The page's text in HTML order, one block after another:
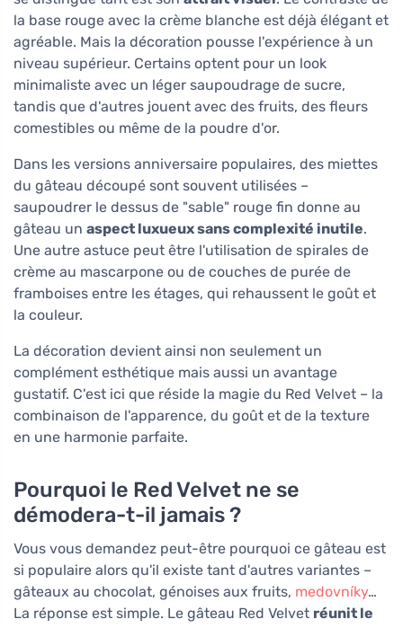
la base rouge avec la crème blanche est déjà élégant et
agréable. Mais la décoration pousse l'expérience à un
niveau supérieur. Certains optent pour un look
minimaliste avec un léger saupoudrage de sucre,
tandis que d'autres jouent avec des fruits, des fleurs
comestibles ou même de la poudre d'or.
Dans les versions anniversaire populaires, des miettes
du gâteau découpé sont souvent utilisées –
saupoudrer le dessus de "sable" rouge fin donne au
gâteau un aspect luxueux sans complexité inutile.
Une autre astuce peut être l'utilisation de spirales de
crème au mascarpone ou de couches de purée de
framboises entre les étages, qui rehaussent le goût et
la couleur.
La décoration devient ainsi non seulement un
complément esthétique mais aussi un avantage
gustatif. C'est ici que réside la magie du Red Velvet – la
combinaison de l'apparence, du goût et de la texture
en une harmonie parfaite.
Pourquoi le Red Velvet ne se
démodera-t-il jamais ?
Vous vous demandez peut-être pourquoi ce gâteau est
si populaire alors qu'il existe tant d'autres variantes –
gâteaux au chocolat, génoises aux fruits, medovníky…
La réponse est simple. Le gâteau Red Velvet réunit le